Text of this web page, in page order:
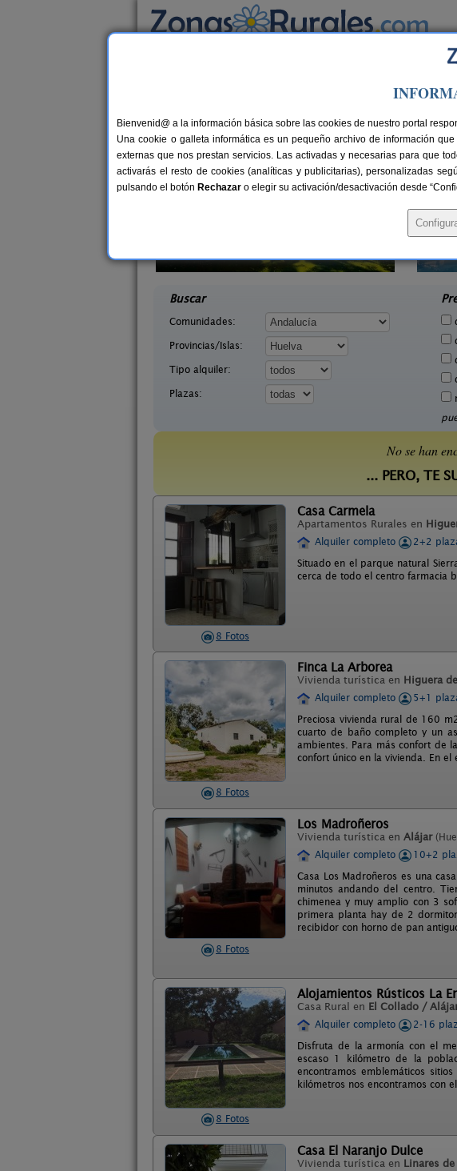
Busca por
Casas Rurales cerca de Marigenta
37 €
Buscar
Comunidades:
Provincias/Islas:
Tipo alquiler:
Plazas:
No se han
... PERO, TE
8 Fotos
Casa Carmela
Apartamentos Rurales en
Alquiler completo
2+2
Situado en el parque natural
cerca de todo el centro farmacia
8 Fotos
Finca La Arborea
Vivienda turística en Higuera
Alquiler completo
5+1
Preciosa vivienda rural de 160
cuarto de baño completo y un
ambientes. Para más confort de
confort único en la vivienda. En
8 Fotos
Los Madroñeros
Vivienda turística en Alájar
Alquiler completo
10+2
Casa Los Madroñeros es una
minutos andando del centro.
chimenea y muy amplio con 3
primera planta hay de 2
recibidor con horno de pan
8 Fotos
Alojamientos Rústicos La
Casa Rural en El Collado /
Alquiler completo
2-16
Disfruta de la armonía con el
escaso 1 kilómetro de la
encontramos emblemáticos
kilómetros nos encontramos con
Casa El Naranjo Dulce
Vivienda turística en Linares de
Bienvenid@ a la información básica sobre las cookies de nuestro portal
Una cookie o galleta informática es un pequeño archivo de información
externas que nos prestan servicios. Las activadas y necesarias para que
activarás el resto de cookies (analíticas y publicitarias), personalizadas
pulsando el botón Rechazar o elegir su activación/desactivación desde